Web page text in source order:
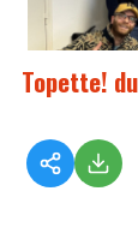
Topette!